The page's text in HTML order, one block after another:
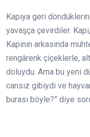
Kapıya geri
yavaşça çevirdiler.
Kapının arkasında
rengârenk çiçeklerle,
doluydu. Ama bu yeni
cansız gibiydi ve
burası böyle?” diye